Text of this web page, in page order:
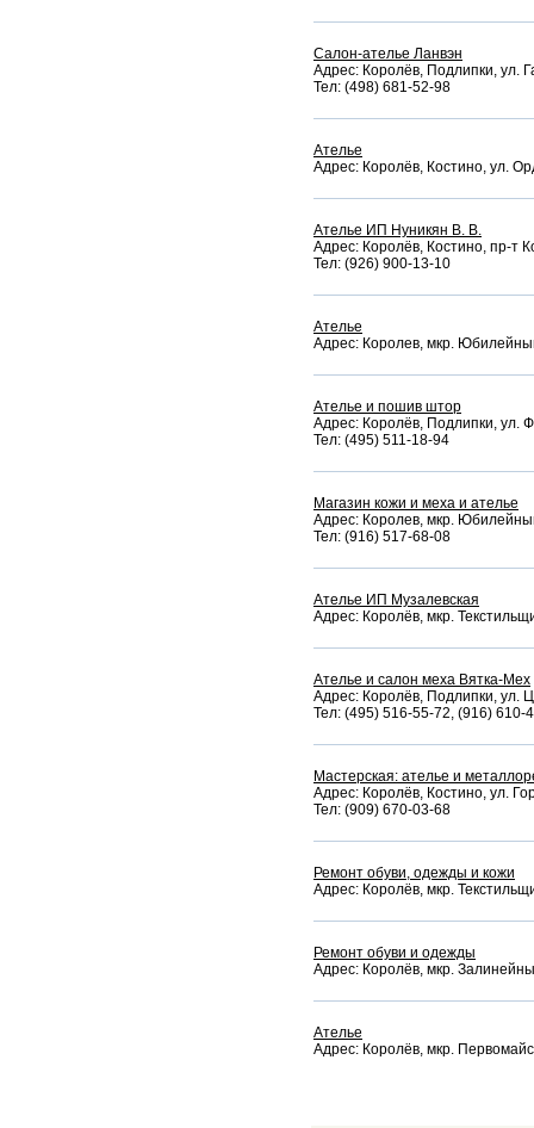
Салон-ателье Ланвэн
Адрес: Королёв, Подлипки, ул.
Тел: (498) 681-52-98
Ателье
Адрес: Королёв, Костино, ул.
Ателье ИП Нуникян В. В.
Адрес: Королёв, Костино, пр-т
Тел: (926) 900-13-10
Ателье
Адрес: Королев, мкр.
Ателье и пошив штор
Адрес: Королёв, Подлипки, ул.
Тел: (495) 511-18-94
Магазин кожи и меха и ателье
Адрес: Королев, мкр.
Тел: (916) 517-68-08
Ателье ИП Музалевская
Адрес: Королёв, мкр.
Ателье и салон меха Вятка-Мех
Адрес: Королёв, Подлипки, ул.
Тел: (495) 516-55-72, (916) 610-
Мастерская: ателье и
Адрес: Королёв, Костино, ул.
Тел: (909) 670-03-68
Ремонт обуви, одежды и кожи
Адрес: Королёв, мкр.
Ремонт обуви и одежды
Адрес: Королёв, мкр.
Ателье
Адрес: Королёв, мкр.